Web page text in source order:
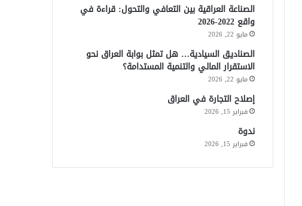
الصناعة العراقية بين التعافي والتحول: قراءة في
واقع 2022-2026
مايو 22, 2026
الصناديق السيادية… هل تمثل بوابة العراق نحو
الاستقرار المالي والتنمية المستدامة؟
مايو 22, 2026
إصلاح التجارة في العراق
فبراير 15, 2026
ندوة
فبراير 15, 2026